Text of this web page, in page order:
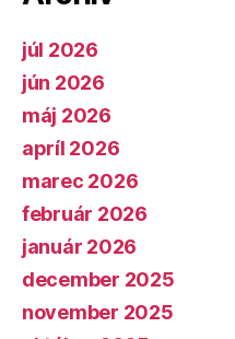
júl 2026
jún 2026
máj 2026
apríl 2026
marec 2026
február 2026
január 2026
december 2025
november 2025